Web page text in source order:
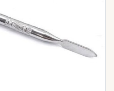
: Une
est l'un des outils